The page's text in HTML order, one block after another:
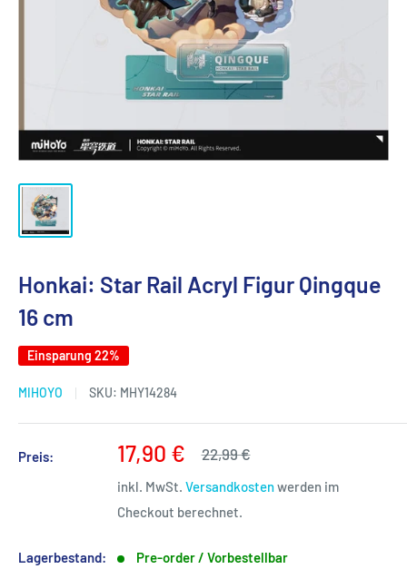
Honkai: Star Rail Acryl Figur Qingque
16 cm
Einsparung 22%
MIHOYO SKU: MHY14284
Preis: Sonderpreis
17,90 € Normalpreis
22,99 €
inkl. MwSt. Versandkostenwerden im
Checkout berechnet.
Lagerbestand: Pre-order / Vorbestellbar